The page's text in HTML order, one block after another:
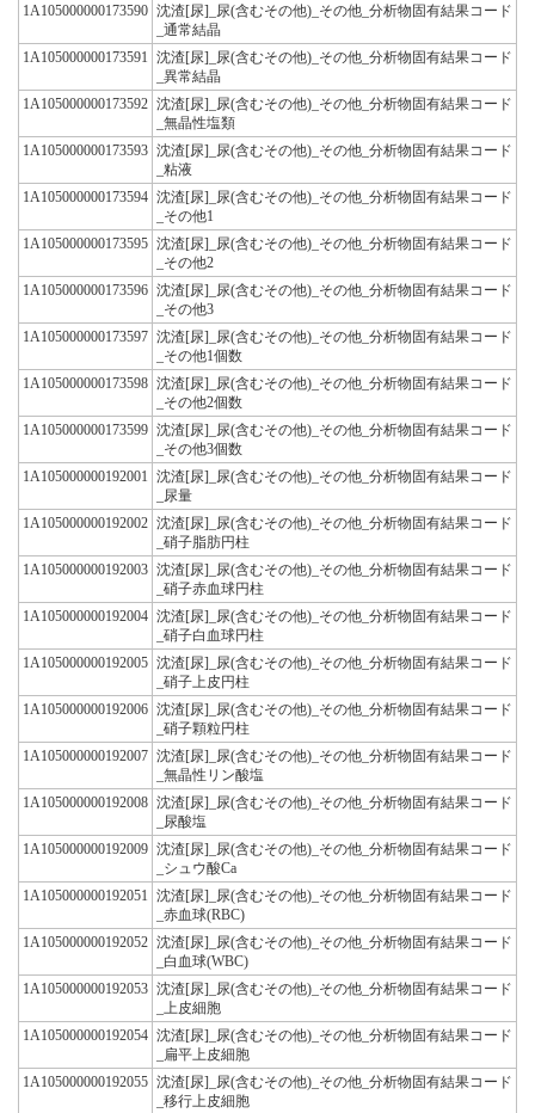
1A105000000173590 沈渣[尿]_尿(含むその他)_その他_分析物固有結果コード
_通常結晶
1A105000000173591
沈渣[尿]_尿(含むその他)_その他_分析物固有結果コード
_異常結晶
1A105000000173592 沈渣[尿]_尿(含むその他)_その他_分析物固有結果コード
_無晶性塩類
1A105000000173593 沈渣[尿]_尿(含むその他)_その他_分析物固有結果コード
_粘液
1A105000000173594 沈渣[尿]_尿(含むその他)_その他_分析物固有結果コード
_その他1
1A105000000173595 沈渣[尿]_尿(含むその他)_その他_分析物固有結果コード
_その他2
1A105000000173596 沈渣[尿]_尿(含むその他)_その他_分析物固有結果コード
_その他3
1A105000000173597 沈渣[尿]_尿(含むその他)_その他_分析物固有結果コード
_その他1個数
1A105000000173598 沈渣[尿]_尿(含むその他)_その他_分析物固有結果コード
_その他2個数
1A105000000173599 沈渣[尿]_尿(含むその他)_その他_分析物固有結果コード
_その他3個数
1A105000000192001
沈渣[尿]_尿(含むその他)_その他_分析物固有結果コード
_尿量
1A105000000192002 沈渣[尿]_尿(含むその他)_その他_分析物固有結果コード
_硝子脂肪円柱
1A105000000192003 沈渣[尿]_尿(含むその他)_その他_分析物固有結果コード
_硝子赤血球円柱
1A105000000192004 沈渣[尿]_尿(含むその他)_その他_分析物固有結果コード
_硝子白血球円柱
1A105000000192005 沈渣[尿]_尿(含むその他)_その他_分析物固有結果コード
_硝子上皮円柱
1A105000000192006 沈渣[尿]_尿(含むその他)_その他_分析物固有結果コード
_硝子顆粒円柱
1A105000000192007 沈渣[尿]_尿(含むその他)_その他_分析物固有結果コード
_無晶性リン酸塩
1A105000000192008 沈渣[尿]_尿(含むその他)_その他_分析物固有結果コード
_尿酸塩
1A105000000192009 沈渣[尿]_尿(含むその他)_その他_分析物固有結果コード
_シュウ酸Ca
1A105000000192051
沈渣[尿]_尿(含むその他)_その他_分析物固有結果コード
_赤血球(RBC)
1A105000000192052 沈渣[尿]_尿(含むその他)_その他_分析物固有結果コード
_白血球(WBC)
1A105000000192053 沈渣[尿]_尿(含むその他)_その他_分析物固有結果コード
_上皮細胞
1A105000000192054 沈渣[尿]_尿(含むその他)_その他_分析物固有結果コード
_扁平上皮細胞
1A105000000192055 沈渣[尿]_尿(含むその他)_その他_分析物固有結果コード
_移行上皮細胞